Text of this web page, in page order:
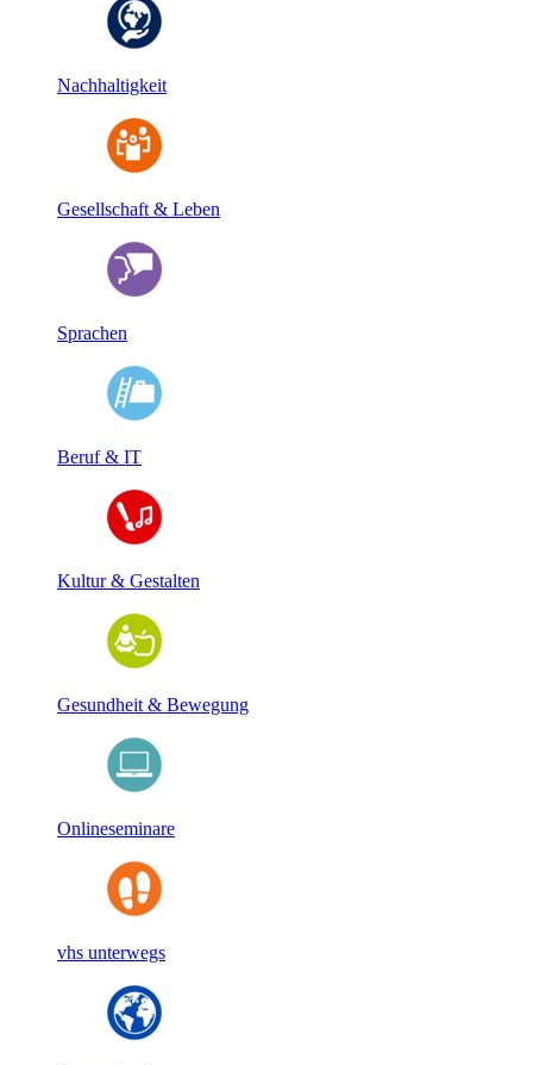
Nachhaltigkeit
Gesellschaft & Leben
Sprachen
Beruf & IT
Kultur & Gestalten
Gesundheit & Bewegung
Onlineseminare
vhs unterwegs